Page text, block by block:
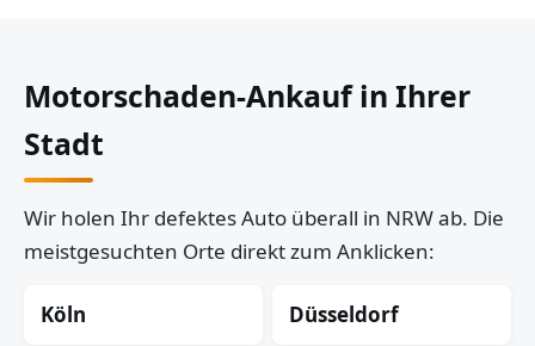
Motorschaden-Ankauf in Ihrer
Stadt
Wir holen Ihr defektes Auto überall in NRW ab. Die
meistgesuchten Orte direkt zum Anklicken:
Köln Düsseldorf